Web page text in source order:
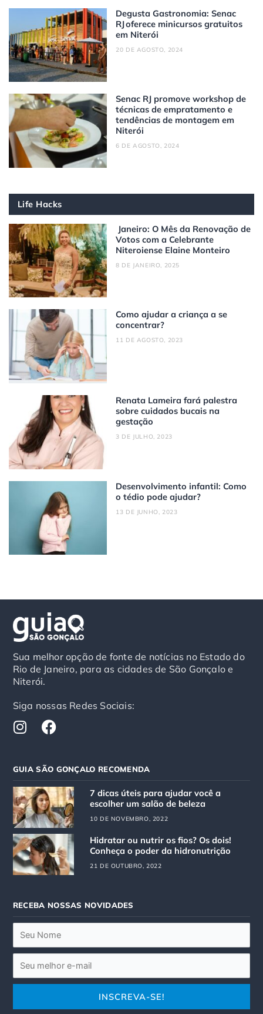
Degusta Gastronomia: Senac
RJ oferece minicursos gratuitos
em Niterói
20 DE AGOSTO, 2024
Senac RJ promove workshop de
técnicas de empratamento e
tendências de montagem em
Niterói
6 DE AGOSTO, 2024
Life Hacks
Janeiro: O Mês da Renovação de
Votos com a Celebrante
Niteroiense Elaine Monteiro
8 DE JANEIRO, 2025
Como ajudar a criança a se
concentrar?
11 DE AGOSTO, 2023
Renata Lameira fará palestra
sobre cuidados bucais na
gestação
3 DE JULHO, 2023
Desenvolvimento infantil: Como
o tédio pode ajudar?
13 DE JUNHO, 2023
Sua melhor opção de fonte de notícias no Estado do
Rio de Janeiro, para as cidades de São Gonçalo e
Niterói.
Siga nossas Redes Sociais:
I
n
t
a
g
r
a
m
F
a
e
b
o
o
k
GUIA SÃO GONÇALO RECOMENDA
7 dicas úteis para ajudar você a
escolher um salão de beleza
10 DE NOVEMBRO, 2022
Hidratar ou nutrir os fios? Os dois!
Conheça o poder da hidronutrição
21 DE OUTUBRO, 2022
RECEBA NOSSAS NOVIDADES